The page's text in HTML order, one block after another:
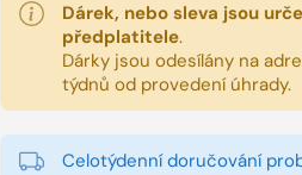
Dárek, nebo sleva jsou
předplatitele.
Dárky jsou odesílány na
týdnů od provedení úhrady.
Celotýdenní doručování